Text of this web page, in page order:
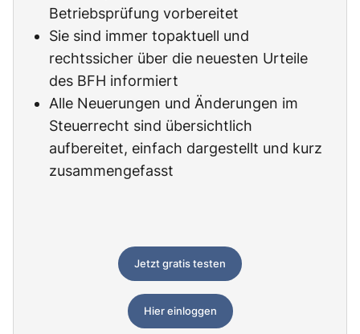
Betriebsprüfung vorbereitet
Sie sind immer topaktuell und
rechtssicher über die neuesten Urteile
des BFH informiert
Alle Neuerungen und Änderungen im
Steuerrecht sind übersichtlich
aufbereitet, einfach dargestellt und kurz
zusammengefasst
Jetzt gratis testen
Hier einloggen